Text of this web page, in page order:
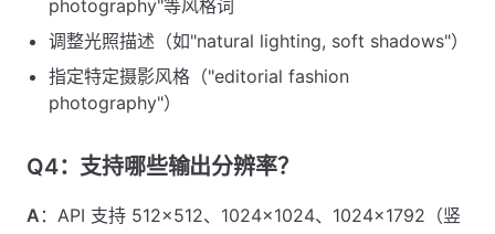
photography"等风格词
调整光照描述（如"natural lighting, soft shadows"）
指定特定摄影风格（"editorial fashion
photography"）
Q4：支持哪些输出分辨率？
A ：API 支持 512×512、1024×1024、1024×1792（竖